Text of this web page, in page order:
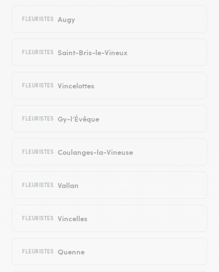
FLEURISTES Augy
FLEURISTES Saint-Bris-le-Vineux
FLEURISTES Vincelottes
FLEURISTES Gy-l’Évêque
FLEURISTES Coulanges-la-Vineuse
FLEURISTES Vallan
FLEURISTES Vincelles
FLEURISTES Quenne